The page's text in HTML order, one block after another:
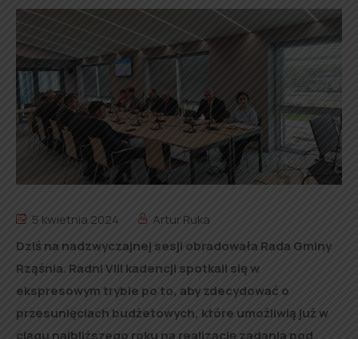
5 kwietnia 2024
Artur Ruka
Dziś na nadzwyczajnej sesji obradowała Rada Gminy
Rząśnia. Radni VIII kadencji spotkali się w
ekspresowym trybie po to, aby zdecydować o
przesunięciach budżetowych, które umożliwią już w
ciągu najbliższego roku na realizację zadania pod